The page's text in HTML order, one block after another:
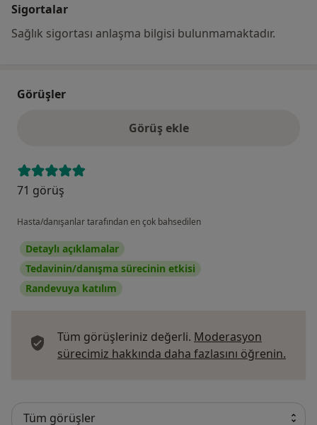
Sigortalar
Sağlık sigortası anlaşma bilgisi bulunmamaktadır.
Görüşler
Görüş ekle
71 görüş
Hasta/danışanlar tarafından en çok bahsedilen
Detaylı açıklamalar
Tedavinin/danışma sürecinin etkisi
Randevuya katılım
Tüm görüşleriniz değerli. Moderasyon
sürecimiz hakkında daha fazlasını öğrenin.